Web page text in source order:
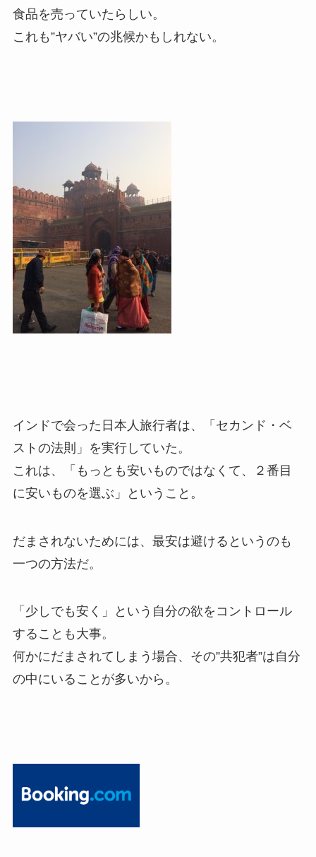
食品を売っていたらしい。
これも”ヤバい”の兆候かもしれない。
インドで会った日本人旅行者は、「セカンド・ベ
ストの法則」を実行していた。
これは、「もっとも安いものではなくて、２番目
に安いものを選ぶ」ということ。
だまされないためには、最安は避けるというのも
一つの方法だ。
「少しでも安く」という自分の欲をコントロール
することも大事。
何かにだまされてしまう場合、その”共犯者”は自分
の中にいることが多いから。